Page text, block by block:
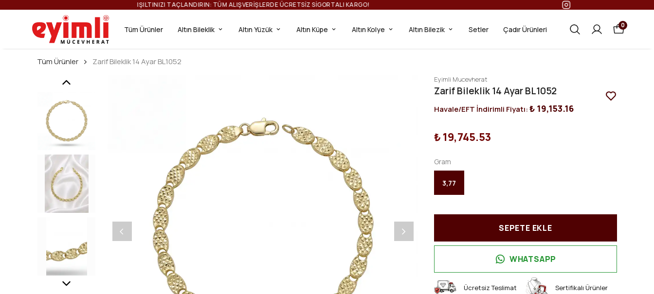
IŞILTINIZI TAÇLANDIRIN: TÜM ALIŞVERIŞLERDE ÜCRETSIZ SIGORTALI KARGO!
Tüm Ürünler Altın Bileklik Altın Yüzük Altın Küpe Altın Kolye Altın Bilezik Setler Çadır Ürünleri 0
Tüm Ürünler Zarif Bileklik 14 Ayar BL1052
Eyimli Mucevherat
Zarif Bileklik 14 Ayar BL1052
Havale/EFT İndirimli Fiyatı:₺ 19,153.16
₺ 19,745.53
Gram
3,77
SEPETE EKLE
WHATSAPP
Ücretsiz Teslimat Sertifikalı Ürünler